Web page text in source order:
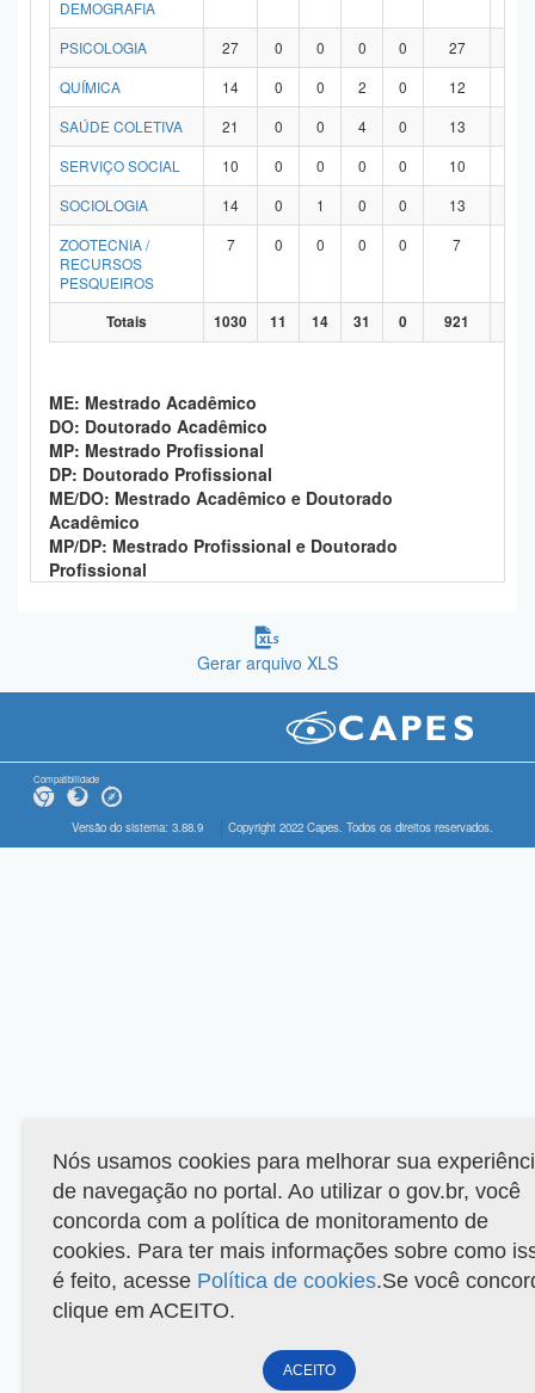
DEMOGRAFIA
PSICOLOGIA 27 0 0 0 0 27
QUÍMICA
14 0 0 2 0 12
SAÚDE COLETIVA
21 0 0 4 0 13
SERVIÇO SOCIAL
10 0 0 0 0 10
SOCIOLOGIA
14 0 1 0 0 13
ZOOTECNIA /
RECURSOS
PESQUEIROS
7 0 0 0 0 7
Totais 1030 11 14 31 0 921
ME: Mestrado Acadêmico
DO: Doutorado Acadêmico
MP: Mestrado Profissional
DP: Doutorado Profissional
ME/DO: Mestrado Acadêmico e Doutorado
Acadêmico
MP/DP: Mestrado Profissional e Doutorado
Profissional
Gerar arquivo XLS
Compatibilidade
Versão do sistema: 3.88.9 Copyright 2022 Capes. Todos os direitos reservados.
Nós usamos cookies para melhorar sua
de navegação no portal. Ao utilizar o gov.br, você
concorda com a política de monitoramento de
cookies. Para ter mais informações sobre como
é feito, acesse Política de cookies.Se você
clique em ACEITO.
ACEITO